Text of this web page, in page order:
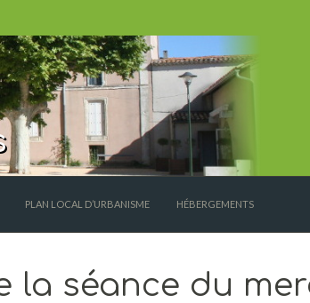
PLAN LOCAL D’URBANISME HÉBERGEMENTS
la séance du